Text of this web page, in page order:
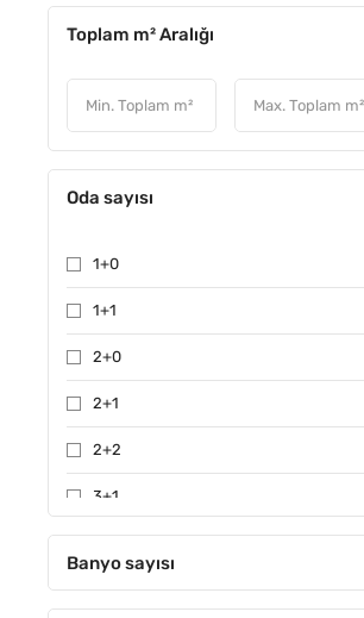
Toplam m² Aralığı
Oda sayısı
1+0
1+1
2+0
2+1
2+2
3+1
4+1
Banyo sayısı